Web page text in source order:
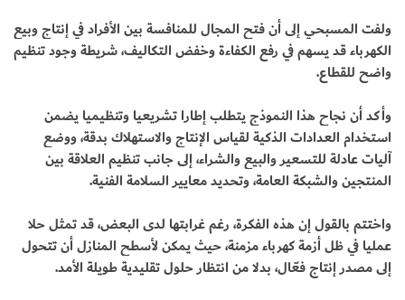
ولفت المسبحي إلى أن فتح المجال للمنافسة بين الأفراد في إنتاج وبيع
الكهرباء قد يسهم في رفع الكفاءة وخفض التكاليف، شريطة وجود تنظيم
واضح للقطاع.
وأكد أن نجاح هذا النموذج يتطلب إطارا تشريعيا وتنظيميا يضمن
استخدام العدادات الذكية لقياس الإنتاج والاستهلاك بدقة، ووضع
آليات عادلة للتسعير والبيع والشراء، إلى جانب تنظيم العلاقة بين
المنتجين والشبكة العامة، وتحديد معايير السلامة الفنية.
واختتم بالقول إن هذه الفكرة، رغم غرابتها لدى البعض، قد تمثل حلا
عمليا في ظل أزمة كهرباء مزمنة، حيث يمكن لأسطح المنازل أن تتحول
إلى مصدر إنتاج فعّال، بدلا من انتظار حلول تقليدية طويلة الأمد.